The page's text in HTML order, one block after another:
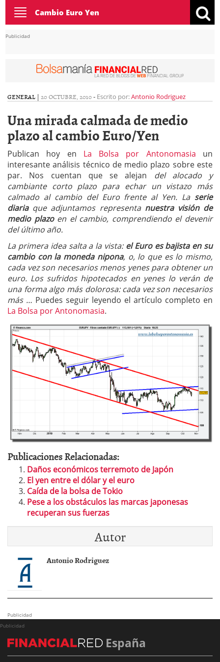
Toggle
navigation
Cambio Euro Yen
Publicidad
GENERAL | 20 OCTUBRE, 2010- Escrito por:Antonio Rodriguez
Una mirada calmada de medio
plazo al cambio Euro/Yen
Publican hoy en La Bolsa por Antonomasia un
interesante análisis técnico de medio plazo sobre este
par. Nos cuentan que se alejan del alocado y
cambiante corto plazo para echar un vistazo más
calmado al cambio del Euro frente al Yen. La serie
diariaque adjuntamos representa nuestra visión de
medio plazoen el cambio, comprendiendo el devenir
del último año.
La primera idea salta a la vista: el Euro es bajista en su
cambio con la moneda nipona, o, lo que es lo mismo,
cada vez son necesarios menos yenes para obtener un
euro. Los sufridos hipotecados en yenes lo verán de
una forma algo más dolorosa: cada vez son necesarios
más … Puedes seguir leyendo el artículo completo en
La Bolsa por Antonomasia.
Publicaciones Relacionadas:
Daños económicos terremoto de Japón
El yen entre el dólar y el euro
Caída de la bolsa de Tokio
Pese a los obstáculos las marcas japonesas
recuperan sus fuerzas
Autor
Antonio Rodriguez
Publicidad
Publicidad
España